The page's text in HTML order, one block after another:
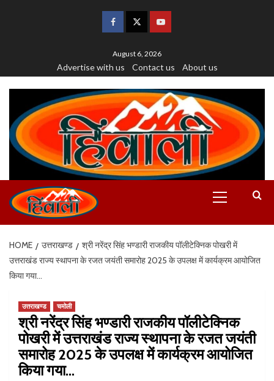
August 6, 2026
Advertise with us Contact us About us
HOME उत्तराखण्ड
श्री नरेंद्र सिंह भण्डारी राजकीय पॉलीटेक्निक पोखरी में
उत्तराखंड राज्य स्थापना के रजत जयंती समारोह 2025 के उपलक्ष में कार्यक्रम आयोजित
किया गया…
उत्तराखण्ड चमोली
श्री नरेंद्र सिंह भण्डारी राजकीय पॉलीटेक्निक
पोखरी में उत्तराखंड राज्य स्थापना के रजत जयंती
समारोह 2025 के उपलक्ष में कार्यक्रम आयोजित
किया गया…